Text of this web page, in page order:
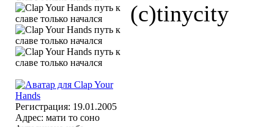
Регистрация: 19.01.2005
Адрес: мати то соно
(с)tinycity